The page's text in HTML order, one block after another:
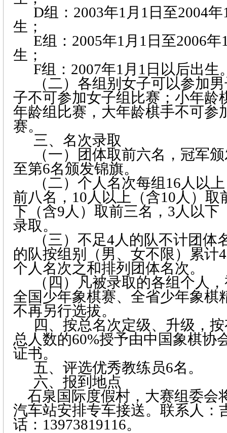
D组： 2003年1 月 1 日 至2004年
生；
E组： 2005年1 月 1 日 至2006年
生；
F组： 2007年1 月 1 日 以后出生
（二）各组别女子可以参加
子不可参加女子组比赛；小年龄
年龄组比赛，大年龄棋手不可参
赛。
三、名次录取
（一）团体取前六名，冠军
至第6名颁发锦旗。
（二）个人名次每组16 人以
前八名， 10 人以上（含10 人）取
下（含9 人）取前三名， 3 人以下
录取。
（三）不足4 人的队不计团体
的队按组别（男、女不限）累计4
个人名次之和排列团体名次。
（四）凡被录取的各组个人
全国少年象棋赛、全省少年象棋
不再另行选拔。
四、按总名次定级、升级，
总人数的60%授予由中国象棋协
证书。
五、评选优秀教练员6名。
六、报到地点
石泉国际度假村，大赛组委会
汽车站安排专车接送。联系人：
话： 13973819116。